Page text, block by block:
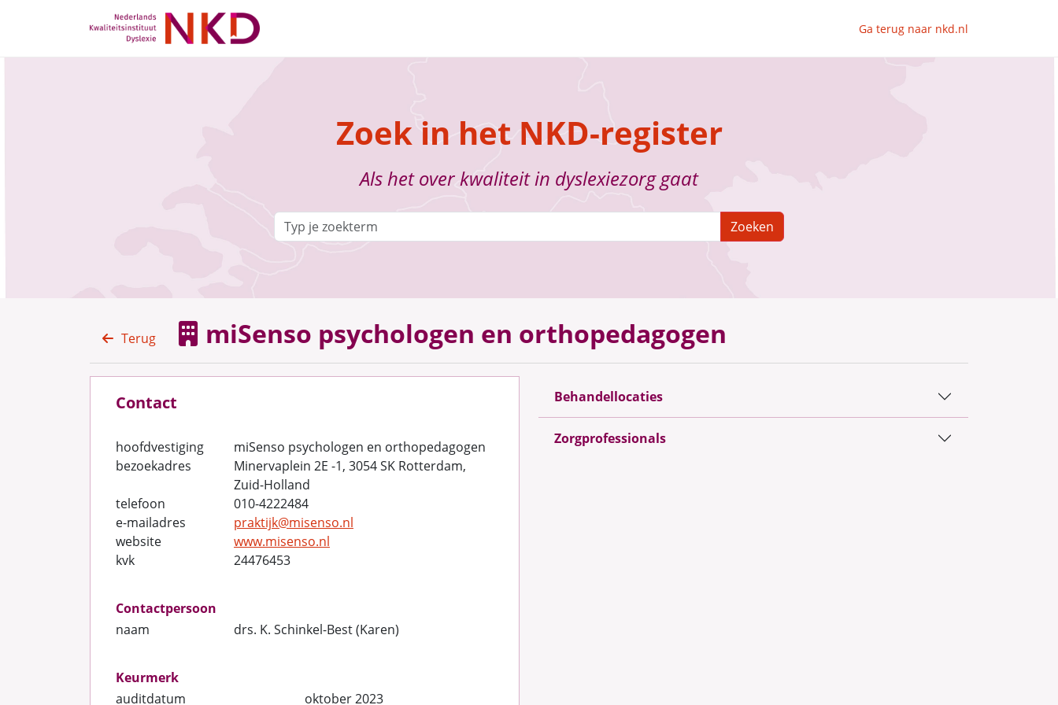
Ga terug naar nkd.nl
Zoek in het NKD-register
Als het over kwaliteit in dyslexiezorg gaat
Zoeken
Terug miSenso psychologen en orthopedagogen
Contact
hoofdvestiging
miSenso psychologen en orthopedagogen
bezoekadres
Minervaplein 2E -1, 3054 SK Rotterdam,
Zuid-Holland
telefoon
010-4222484
e-mailadres
praktijk@misenso.nl
website
www.misenso.nl
kvk
24476453
Contactpersoon
naam
drs. K. Schinkel-Best (Karen)
Keurmerk
auditdatum
oktober 2023
Behandellocaties
Zorgprofessionals